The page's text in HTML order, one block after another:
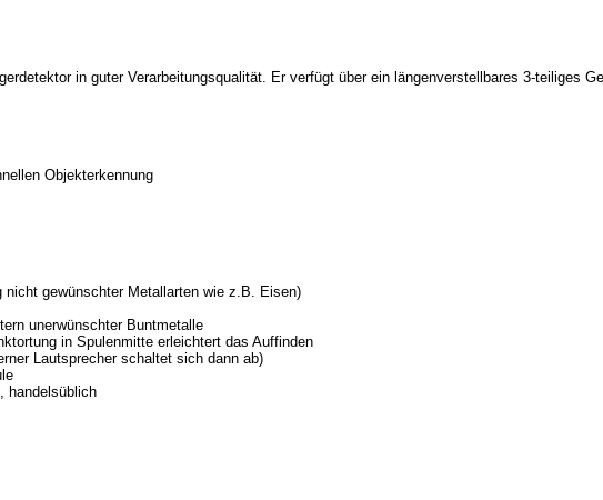
in guter Verarbeitungsqualität. Er verfügt über ein längenverstellbares 3-teiliges
Objekterkennung
nicht gewünschter Metallarten wie z.B. Eisen)
unerwünschter Buntmetalle
in Spulenmitte erleichtert das Auffinden
Lautsprecher schaltet sich dann ab)
handelsüblich